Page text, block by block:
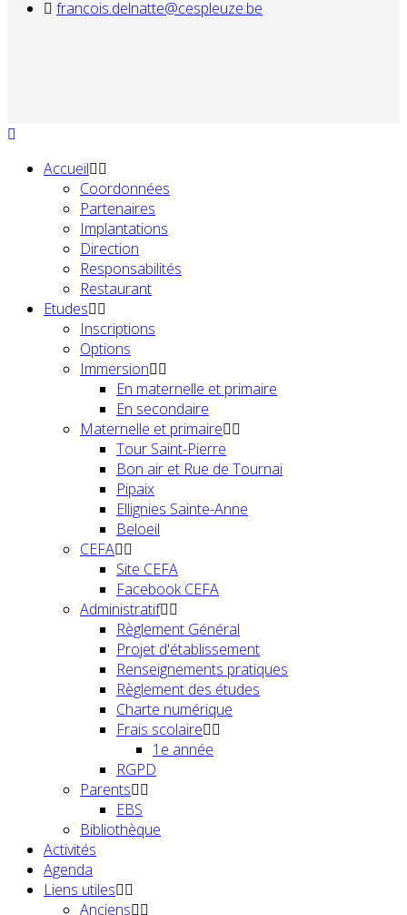
francois.delnatte@cespleuze.be
Accueil
Coordonnées
Partenaires
Implantations
Direction
Responsabilités
Restaurant
Etudes
Inscriptions
Options
Immersion
En maternelle et primaire
En secondaire
Maternelle et primaire
Tour Saint-Pierre
Bon air et Rue de Tournai
Pipaix
Ellignies Sainte-Anne
Beloeil
CEFA
Site CEFA
Facebook CEFA
Administratif
Règlement Général
Projet d'établissement
Renseignements pratiques
Règlement des études
Charte numérique
Frais scolaire
1e année
RGPD
Parents
EBS
Bibliothèque
Activités
Agenda
Liens utiles
Anciens